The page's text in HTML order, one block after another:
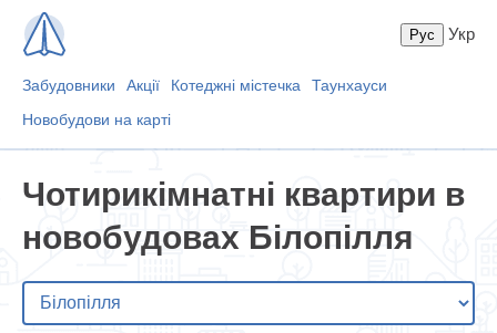
Забудовники Акції Котеджні містечка
Таунхауси
Новобудови на карті
Укр
Чотирикімнатні квартири в
новобудовах Білопілля